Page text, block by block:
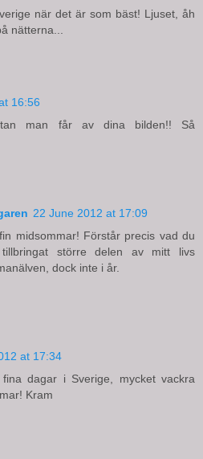
när det är som bäst! Ljuset, åh
nätterna...
16:56
man får av dina bilden!! Så
22 June 2012 at 17:09
midsommar! Förstår precis vad du
större delen av mitt livs
dock inte i år.
at 17:34
dagar i Sverige, mycket vackra
Kram